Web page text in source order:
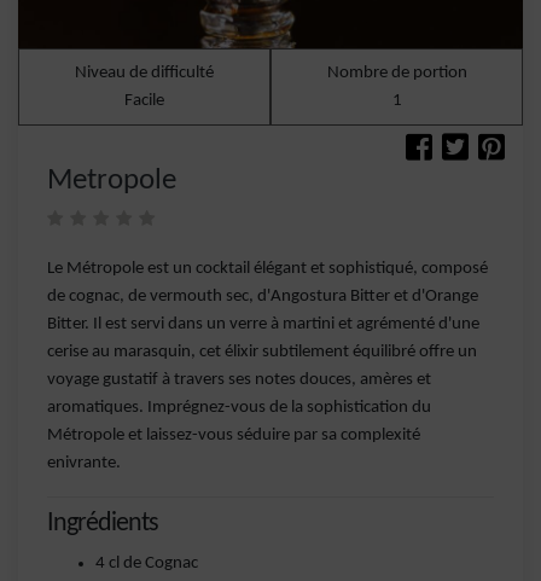
Niveau de difficulté
Facile
Nombre de portion
1
Metropole
Le Métropole est un cocktail élégant et sophistiqué, composé
de cognac, de vermouth sec, d'Angostura Bitter et d'Orange
Bitter. Il est servi dans un verre à martini et agrémenté d'une
cerise au marasquin, cet élixir subtilement équilibré offre un
voyage gustatif à travers ses notes douces, amères et
aromatiques. Imprégnez-vous de la sophistication du
Métropole et laissez-vous séduire par sa complexité
enivrante.
Ingrédients
4 cl de Cognac